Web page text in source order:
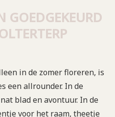
GOEDGEKEURD
in de zomer floreren, is
een allrounder. In de
blad en avontuur. In de
voor het raam, theetje